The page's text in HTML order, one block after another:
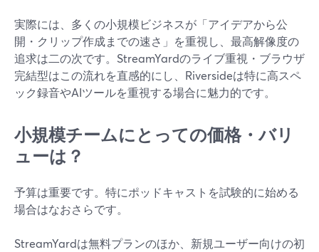
実際には、多くの小規模ビジネスが「アイデアから公
開・クリップ作成までの速さ」を重視し、最高解像度の
追求は二の次です。StreamYardのライブ重視・ブラウザ
完結型はこの流れを直感的にし、Riversideは特に高スペ
ック録音やAIツールを重視する場合に魅力的です。
小規模チームにとっての価格・バリ
ューは？
予算は重要です。特にポッドキャストを試験的に始める
場合はなおさらです。
StreamYardは無料プランのほか、新規ユーザー向けの初